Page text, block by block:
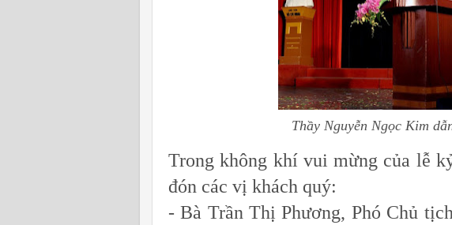
Thầy Nguyễn Ngọc Kim
Trong không khí vui mừng của lễ
đón các vị khách quý:
- Bà Trần Thị Phương, Phó Chủ